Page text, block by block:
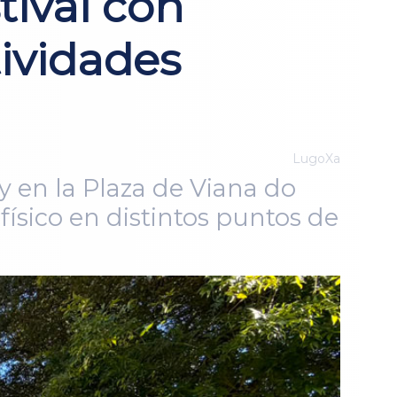
LugoXa
la Plaza de Viana do
en distintos puntos de